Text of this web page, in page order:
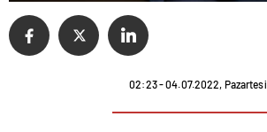
02:23 - 04.07.2022, Pazartesi